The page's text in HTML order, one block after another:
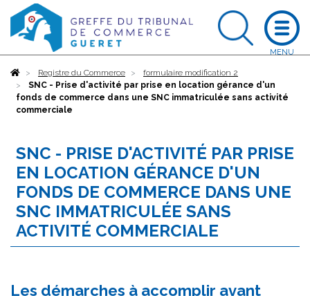
AccueilRegistre du Commerce
formulaire modification 2
SNC - Prise d'activité par prise en location gérance d'un
fonds de commerce dans une SNC immatriculée sans activité
commerciale
SNC - PRISE D'ACTIVITÉ PAR PRISE
EN LOCATION GÉRANCE D'UN
FONDS DE COMMERCE DANS UNE
SNC IMMATRICULÉE SANS
ACTIVITÉ COMMERCIALE
Les démarches à accomplir avant